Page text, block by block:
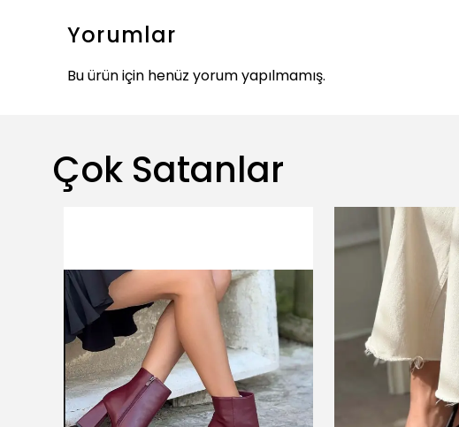
Yorumlar
Bu ürün için henüz yorum yapılmamış.
Çok Satanlar